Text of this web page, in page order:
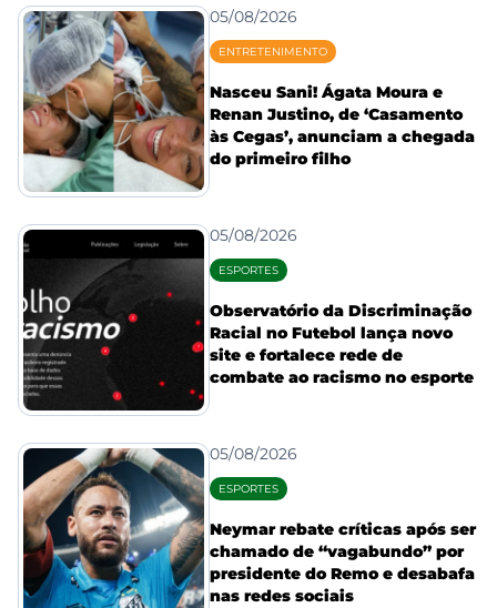
05/08/2026
ENTRETENIMENTO
Nasceu Sani! Ágata Moura e
Renan Justino, de ‘Casamento
às Cegas’, anunciam a chegada
do primeiro filho
05/08/2026
ESPORTES
Observatório da Discriminação
Racial no Futebol lança novo
site e fortalece rede de
combate ao racismo no esporte
05/08/2026
ESPORTES
Neymar rebate críticas após ser
chamado de “vagabundo” por
presidente do Remo e desabafa
nas redes sociais